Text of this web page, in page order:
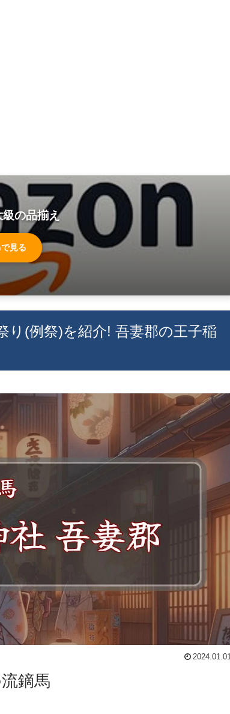
の品揃え
見る
り(例祭)を紹介! 吾妻郡の王子稲
2024.01.01
鏑馬